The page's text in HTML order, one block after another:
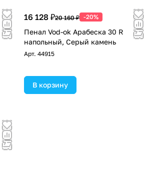
16 128 ₽20 160 ₽ -20%
Пенал Vod-ok Арабеска 30 R
напольный, Серый камень
Арт. 44915
В корзину